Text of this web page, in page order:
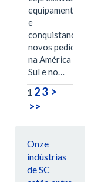
equipamentos
e
conquistando
novos pedidos
na América do
Sul e no…
1 23 >
>>
Onze
indústrias
de SC